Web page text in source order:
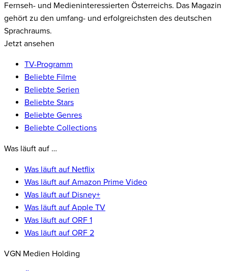
Fernseh- und Medieninteressierten Österreichs. Das Magazin
gehört zu den umfang- und erfolgreichsten des deutschen
Sprachraums.
Jetzt ansehen
TV-Programm
Beliebte Filme
Beliebte Serien
Beliebte Stars
Beliebte Genres
Beliebte Collections
Was läuft auf …
Was läuft auf Netflix
Was läuft auf Amazon Prime Video
Was läuft auf Disney+
Was läuft auf Apple TV
Was läuft auf ORF 1
Was läuft auf ORF 2
VGN Medien Holding